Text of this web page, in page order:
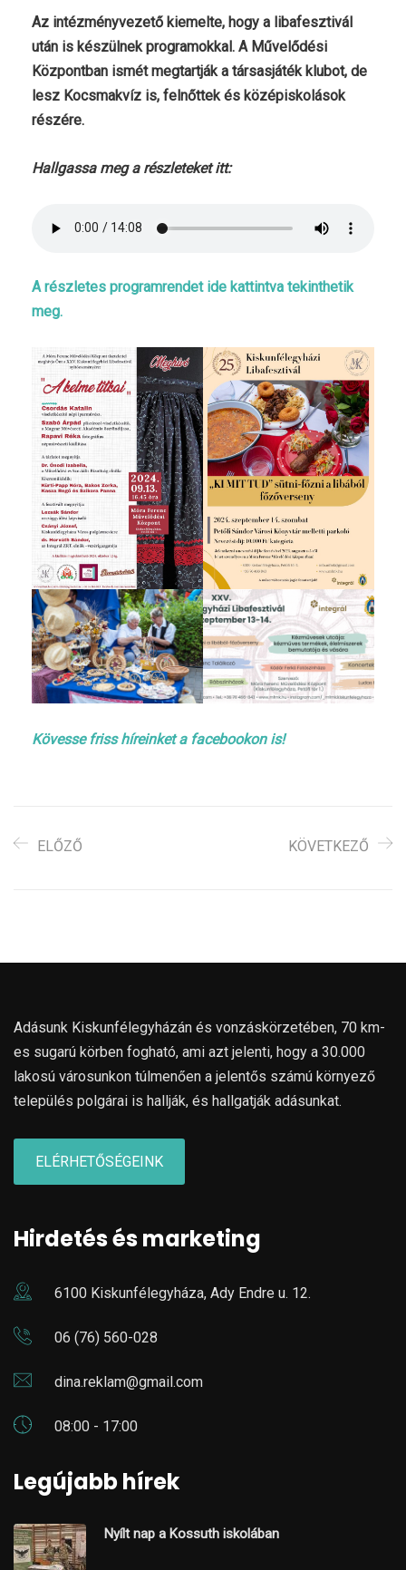
Az intézményvezető kiemelte, hogy a libafesztivál
után is készülnek programokkal. A Művelődési
Központban ismét megtartják a társasjáték klubot, de
lesz Kocsmakvíz is, felnőttek és középiskolások
részére.
Hallgassa meg a részleteket itt:
A részletes programrendet ide kattintva tekinthetik
meg.
Kövesse friss híreinket a facebookon is!
ELŐZŐ KÖVETKEZŐ
Adásunk Kiskunfélegyházán és vonzáskörzetében, 70 km-
es sugarú körben fogható, ami azt jelenti, hogy a 30.000
lakosú városunkon túlmenően a jelentős számú környező
település polgárai is hallják, és hallgatják adásunkat.
ELÉRHETŐSÉGEINK
Hirdetés és marketing
6100 Kiskunfélegyháza, Ady Endre u. 12.
06 (76) 560-028
dina.reklam@gmail.com
08:00 - 17:00
Legújabb hírek
Nyílt nap a Kossuth iskolában